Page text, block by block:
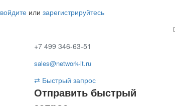
войдите или зарегистрируйтесь
+7 499 346-63-51
sales@network-it.ru
⇄ Быстрый запрос
Отправить быстрый